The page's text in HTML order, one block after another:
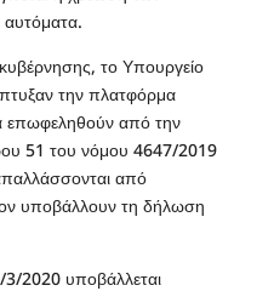
το Υπουργείο
την πλατφόρμα
επωφεληθούν από την
51 του νόμου 4647/2019
απαλλάσσονται από
υποβάλλουν τη δήλωση
3/2020 υποβάλλεται